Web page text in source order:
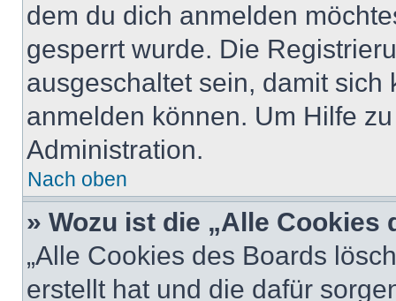
dem du dich anmelden
gesperrt wurde. Die
ausgeschaltet sein, damit
anmelden können. Um Hilfe
Administration.
Nach oben
» Wozu ist die „Alle
„Alle Cookies des Boards
erstellt hat und die dafür